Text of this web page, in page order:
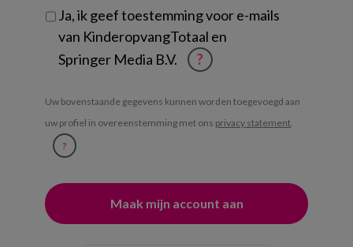
Ja, ik geef toestemming voor e-mails
van KinderopvangTotaal en
Springer Media B.V.
?
Uw bovenstaande gegevens kunnen worden toegevoegd aan
uw profiel in overeenstemming met ons privacy statement
?